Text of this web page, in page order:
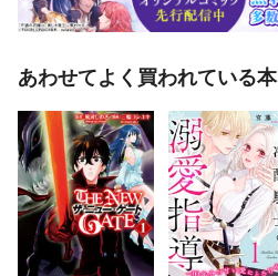
あわせてよく買われている本